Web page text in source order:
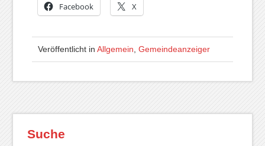
Facebook X
Veröffentlicht in Allgemein Gemeindeanzeiger
Suche